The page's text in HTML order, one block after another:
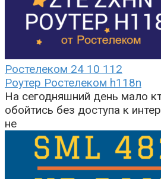
Ростелеком 24 10 112
Роутер Ростелеком h118n
На сегодняшний день мало
обойтись без доступа к
не